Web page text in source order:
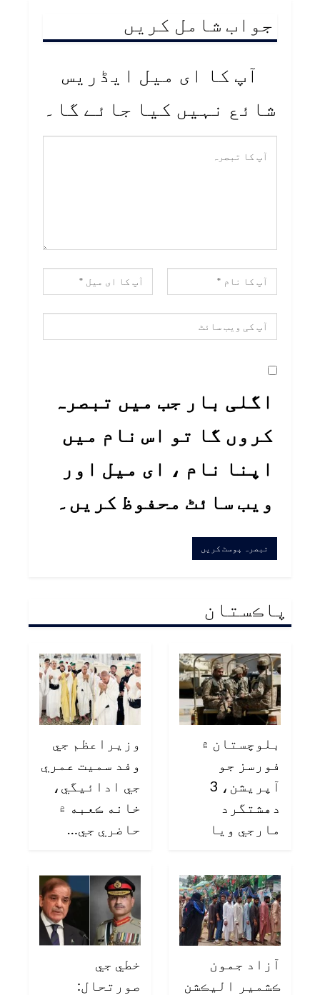
جواب شامل کریں
آپ کا ای میل ایڈریس
شائع نہیں کیا جائے گا۔
اگلی بار جب میں تبصرہ
کروں گا تو اس نام میں
اپنا نام ، ای میل اور
ویب سائٹ محفوظ کریں۔
پاڪستان
بلوچستان ۾
فورسز جو
آپريشن، 3
دهشتگرد
مارجي ويا
وزيراعظم جي
وفد سميت عمري
جي ادائيگي،
خانه ڪعبه ۾
حاضري جي…
آزاد جمون
ڪشمير اليڪشن
خطي جي
صورتحال: